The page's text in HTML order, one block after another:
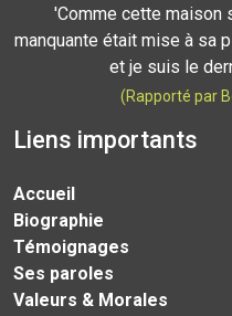
'Comme cette maison
manquante était mise à sa
et je suis le
(Rapporté par
Liens importants
Accueil
Biographie
Témoignages
Ses paroles
Valeurs & Morales